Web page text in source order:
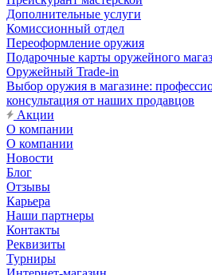
Дополнительные услуги
Комиссионный отдел
Переоформление оружия
Подарочные карты оружейного
Оружейный Trade-in
Выбор оружия в магазине:
консультация от наших продавцов
Акции
О компании
О компании
Новости
Блог
Отзывы
Карьера
Наши партнеры
Контакты
Реквизиты
Турниры